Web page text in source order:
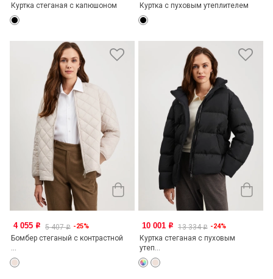
Куртка стеганая с капюшоном Куртка с пуховым утеплителем
4 055 o 5 407o -25%
Бомбер стеганый с контрастной
...
10 001 o 13 334o -24%
Куртка стеганая с пуховым
утеп...